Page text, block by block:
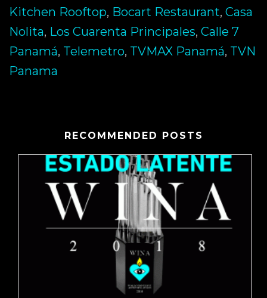
Kitchen Rooftop, Bocart Restaurant, Casa
Nolita, Los Cuarenta Principales, Calle 7
Panamá, Telemetro, TVMAX Panamá, TVN
Panama
RECOMMENDED POSTS